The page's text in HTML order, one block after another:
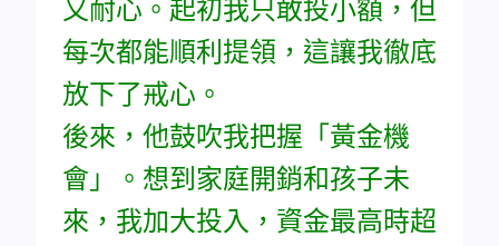
又耐心。起初我只敢投小額，但
每次都能順利提領，這讓我徹底
放下了戒心。
後來，他鼓吹我把握「黃金機
會」。想到家庭開銷和孩子未
來，我加大投入，資金最高時超